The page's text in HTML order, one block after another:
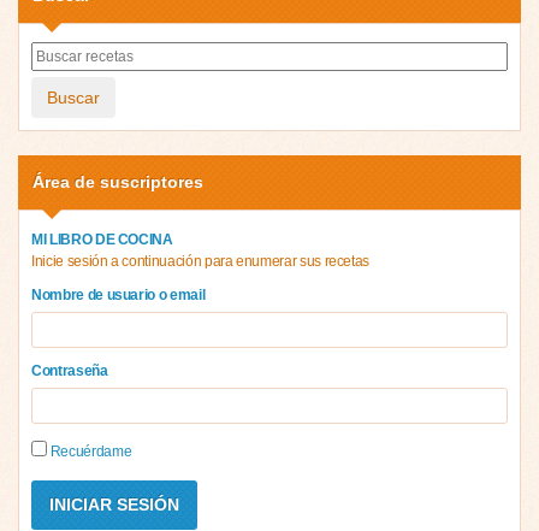
Buscar
Área de suscriptores
MI LIBRO DE COCINA
Inicie sesión a continuación para enumerar sus recetas
Nombre de usuario o email
Contraseña
Recuérdame